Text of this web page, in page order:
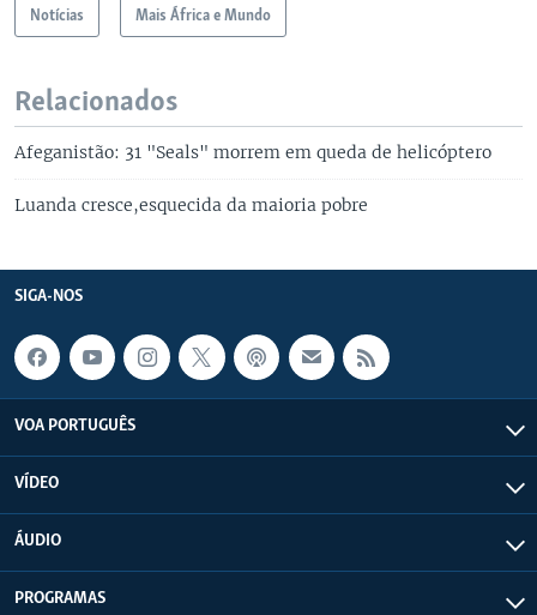
Notícias Mais África e Mundo
Relacionados
Afeganistão: 31 "Seals" morrem em queda de helicóptero
Luanda cresce,esquecida da maioria pobre
SIGA-NOS
VOA PORTUGUÊS
VÍDEO
ÁUDIO
PROGRAMAS